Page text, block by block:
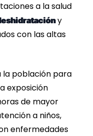
a la salud
y
con las altas
la población para
exposición
de mayor
a niños,
enfermedades